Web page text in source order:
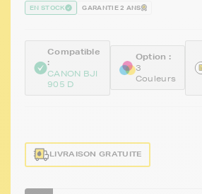
EN STOCK GARANTIE 2 ANS
Compatible
:
CANON BJI
905 D
Option :
3
Couleurs
LIVRAISON GRATUITE